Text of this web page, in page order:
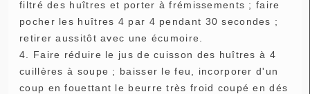
filtré des huîtres et porter à frémissements ; faire
pocher les huîtres 4 par 4 pendant 30 secondes ;
retirer aussitôt avec une écumoire.
4. Faire réduire le jus de cuisson des huîtres à 4
cuillères à soupe ; baisser le feu, incorporer d'un
coup en fouettant le beurre très froid coupé en dés